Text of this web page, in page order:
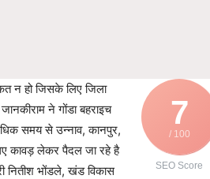
7
/ 100
SEO Score
न हो जिसके लिए जिला
ने गोंडा बहराइच
समय से उन्नाव, कानपुर,
कावड़ लेकर पैदल जा रहे है
नितीश भोंडले, खंड विकास